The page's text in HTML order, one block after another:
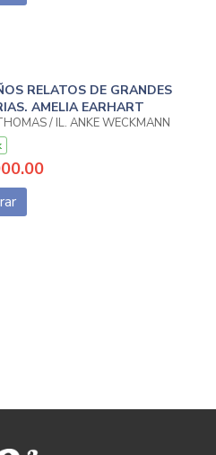
RELATOS DE GRANDES
AMELIA EARHART
/ IL. ANKE WECKMANN